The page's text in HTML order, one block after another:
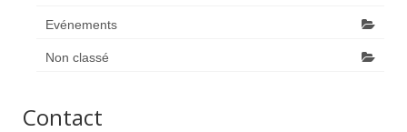
Evénements
Non classé
Contact